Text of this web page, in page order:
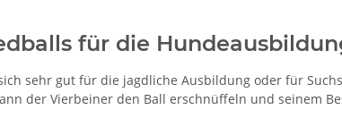
für die
sehr gut für die jagdliche Ausbildung oder für
der Vierbeiner den Ball erschnüffeln und seinem